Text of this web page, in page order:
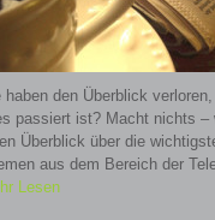
haben den Überblick
passiert ist? Macht nichts –
Überblick über die
aus dem Bereich der
Lesen